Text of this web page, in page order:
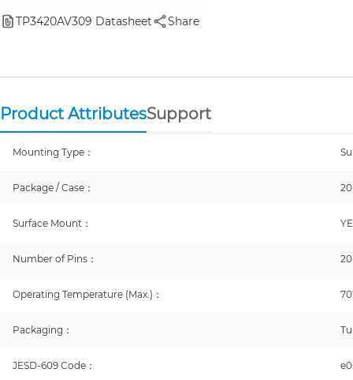
TP3420AV309 Datasheet Share
Product AttributesSupport
Mounting Type：
Package / Case：
Surface Mount：
Number of Pins： 20
Operating Temperature (Max.)：
Packaging：
JESD-609 Code： e0